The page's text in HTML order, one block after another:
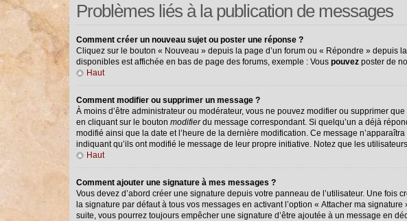
Problèmes liés à la publication de messages
Comment créer un nouveau sujet ou poster une réponse ?
Cliquez sur le bouton « Nouveau » depuis la page d’un forum ou « Répondre » depuis
disponibles est affichée en bas de page des forums, exemple : Vous pouvezposter de
Haut
Comment modifier ou supprimer un message ?
À moins d’être administrateur ou modérateur, vous ne pouvez modifier ou supprimer
en cliquant sur le bouton modifierdu message correspondant. Si quelqu’un a déjà
modifié ainsi que la date et l’heure de la dernière modification. Ce message
indiquant qu’ils ont modifié le message de leur propre initiative. Notez que les
Haut
Comment ajouter une signature à mes messages ?
Vous devez d’abord créer une signature depuis votre panneau de l’utilisateur. Une fois
la signature par défaut à tous vos messages en activant l’option « Attacher ma
suite, vous pourrez toujours empêcher une signature d’être ajoutée à un message en